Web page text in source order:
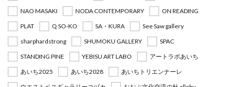
NAO MASAKI
NODA CONTEMPORARY
ON READING
PLAT
Q SO-KO SA・KURA
See Saw gallery
sharphardstrong
SHUMOKU GALLERY
SPAC
STANDING PINE
YEBISU ART LABO
アートラボあいち
あいち2025
あいち2028
あいちトリエンナーレ